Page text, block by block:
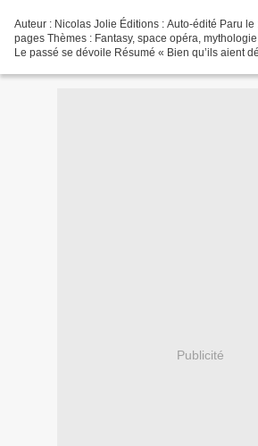
Auteur : Nicolas Jolie Éditions : Auto-édité Paru
pages Thèmes : Fantasy, space opéra,
Le passé se dévoile Résumé « Bien qu’ils aient
Publicité